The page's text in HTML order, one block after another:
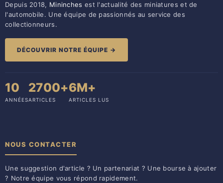
Depuis 2018, Mininches est l'actualité des miniatures et de
l'automobile. Une équipe de passionnés au service des
collectionneurs.
DÉCOUVRIR NOTRE ÉQUIPE →
10
ANNÉES
2700+
ARTICLES
6M+
ARTICLES LUS
NOUS CONTACTER
Une suggestion d'article ? Un partenariat ? Une bourse à ajouter
? Notre équipe vous répond rapidement.